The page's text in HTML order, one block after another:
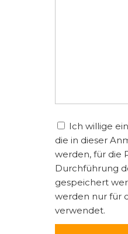
Ich willige
die in dieser
werden, für die
Durchführung
gespeichert
werden nur für
verwendet.